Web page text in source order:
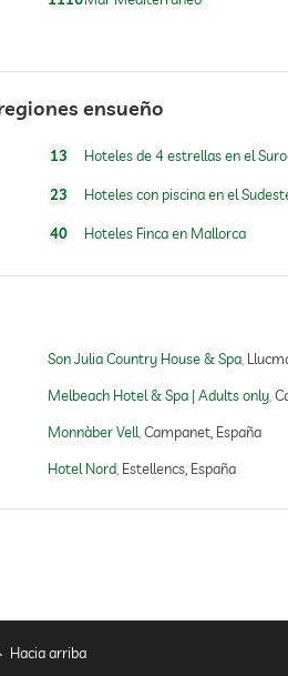
ensueño
13 Hoteles de 4 estrellas en el
23 Hoteles con piscina en el
40 Hoteles Finca en Mallorca
Son Julia Country House & Spa
Melbeach Hotel & Spa | Adults only
Monnàber Vell Campanet, España
Hotel Nord Estellencs, España
Hacia arriba